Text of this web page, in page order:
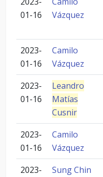
01-16
Vázquez
2023-
01-16
Camilo
Vázquez
2023-
01-16
Leandro
Matías
Cusnir
2023-
01-16
Camilo
Vázquez
2023-
Sung Chin